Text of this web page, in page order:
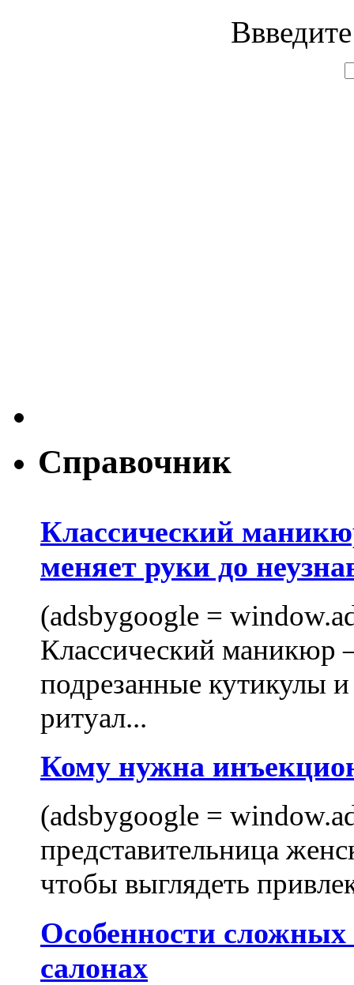
Справочник
Классический
меняет руки до
(adsbygoogle =
Классический маникюр
подрезанные кутикулы
ритуал...
Кому нужна
(adsbygoogle =
представительница
чтобы выглядеть
Особенности
салонах